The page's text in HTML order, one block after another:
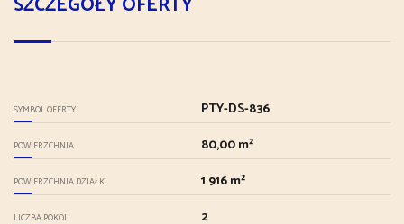
SYMBOL OFERTY PTY-DS-836
POWIERZCHNIA 80,00 m²
POWIERZCHNIA DZIAŁKI 1 916 m²
LICZBA POKOI 2